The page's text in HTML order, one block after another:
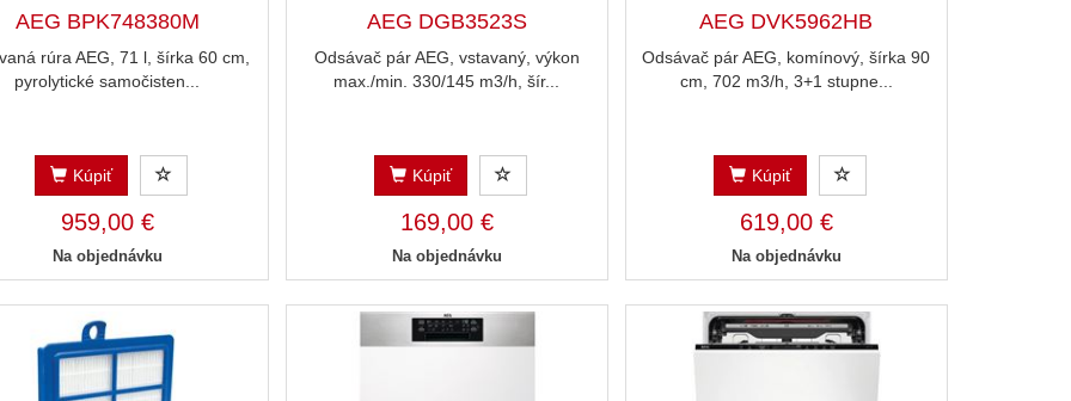
AEG BPK748380M
rúra AEG, 71 l, šírka 60 cm,
pyrolytické samočisten...
Kúpiť
959,00 €
Na objednávku
AEG DGB3523S
Odsávač pár AEG, vstavaný, výkon
max./min. 330/145 m3/h, šír...
Kúpiť
169,00 €
Na objednávku
AEG DVK5962HB
Odsávač pár AEG, komínový, šírka 90
cm, 702 m3/h, 3+1 stupne...
Kúpiť
619,00 €
Na objednávku